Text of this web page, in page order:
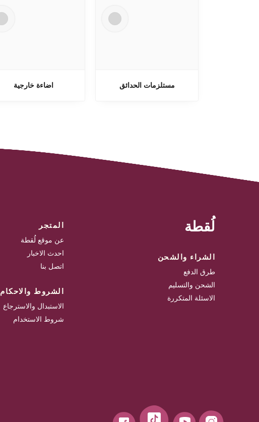
مستلزمات الحدائق اضاءة خارجية
لُقطة
الشراء والشحن
طرق الدفع
الشحن والتسليم
الاسئلة المتكررة
المتجر
عن موقع لُقطة
احدث الاخبار
اتصل بنا
الشروط والاحكام
الاستبدال والاسترجاع
شروط الاستخدام